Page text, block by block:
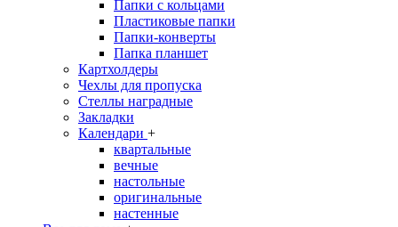
Папки с кольцами
Пластиковые папки
Папки-конверты
Папка планшет
Картхолдеры
Чехлы для пропуска
Стеллы наградные
Закладки
Календари +
квартальные
вечные
настольные
оригинальные
настенные